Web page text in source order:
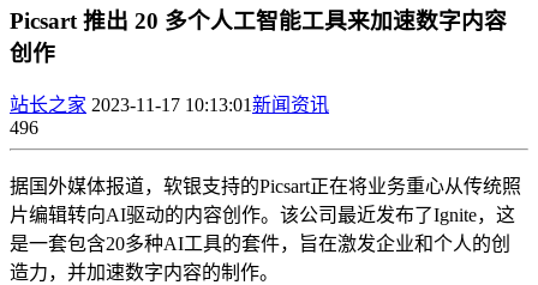
Picsart 推出 20 多个人工智能工具来加速数字内容
创作
站长之家 2023-11-17 10:13:01新闻资讯
496
据国外媒体报道，软银支持的Picsart正在将业务重心从传统照
片编辑转向AI驱动的内容创作。该公司最近发布了Ignite，这
是一套包含20多种AI工具的套件，旨在激发企业和个人的创
造力，并加速数字内容的制作。